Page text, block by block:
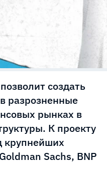
создать
разрозненные
рынках в
К проекту
крупнейших
Sachs, BNP